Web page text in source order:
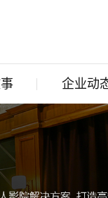
响
企业动
公司新闻